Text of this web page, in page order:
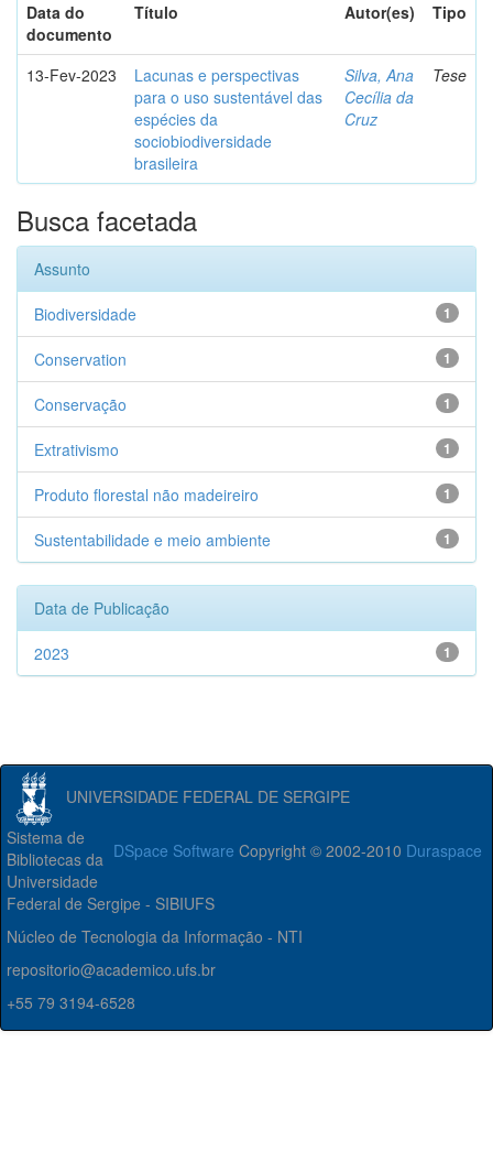
Data do
documento
Título Autor(es) Tipo
13-Fev-2023
Lacunas e perspectivas
para o uso sustentável das
espécies da
sociobiodiversidade
brasileira
Silva, Ana
Cecília da
Cruz
Tese
Busca facetada
Assunto
1
Biodiversidade
1
Conservation
1
Conservação
1
Extrativismo
1
Produto florestal não madeireiro
1
Sustentabilidade e meio ambiente
Data de Publicação
1
2023
UNIVERSIDADE FEDERAL DE SERGIPE
DSpace Software Copyright © 2002-2010 Duraspace
Sistema de
Bibliotecas da
Universidade
Federal de Sergipe - SIBIUFS
Núcleo de Tecnologia da Informação - NTI
repositorio@academico.ufs.br
+55 79 3194-6528